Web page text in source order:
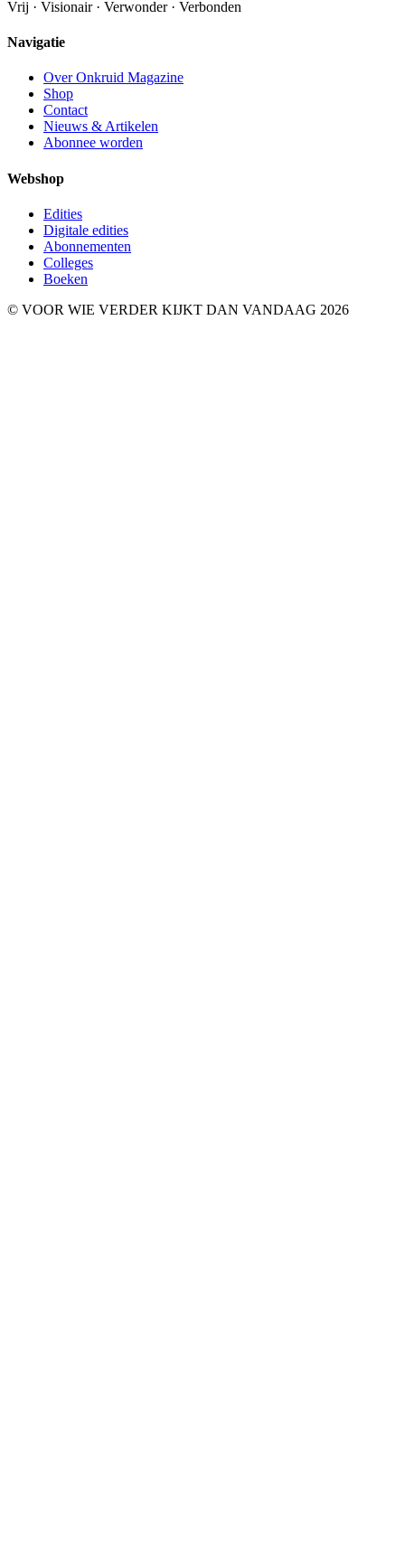
Vrij · Visionair · Verwonder · Verbonden
Navigatie
Over Onkruid Magazine
Shop
Contact
Nieuws & Artikelen
Abonnee worden
Webshop
Edities
Digitale edities
Abonnementen
Colleges
Boeken
© VOOR WIE VERDER KIJKT DAN VANDAAG 2026